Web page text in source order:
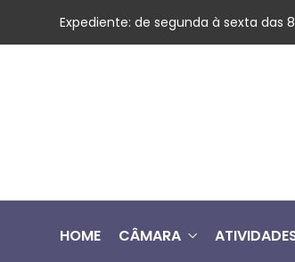
Expediente: de segunda à sexta das
HOME CÂMARA